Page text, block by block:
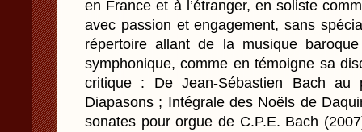
en France et à l’étranger, en soliste
avec passion et engagement, sans
répertoire allant de la musique
symphonique, comme en témoigne sa
critique : De Jean-Sébastien Bach au
Diapasons ; Intégrale des Noëls de
sonates pour orgue de C.P.E. Bach